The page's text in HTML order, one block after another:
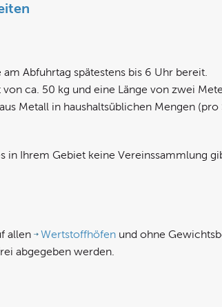
Abfuhrtag spätestens bis 6 Uhr bereit.
ca. 50 kg und eine Länge von zwei
Metall in haushaltsüblichen Mengen
in Ihrem Gebiet keine Vereinssammlung
allen Wertstoffhöfen und ohne
abgegeben werden.